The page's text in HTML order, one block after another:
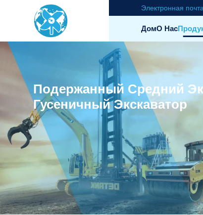
Электронная
ДомО Нас
Подержанный Средний
Гусеничный Экскаватор